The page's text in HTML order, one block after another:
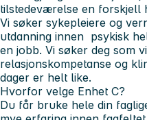
tilstedeværelse en forskjell
Vi søker sykepleiere og
utdanning innen psykisk
en jobb. Vi søker deg som
relasjonskompetanse og
dager er helt like.
Hvorfor velge Enhet C?
Du får bruke hele din